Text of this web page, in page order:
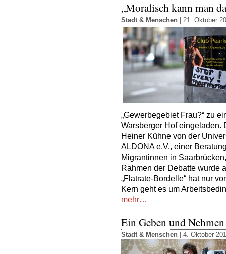
„Moralisch kann man
Stadt & Menschen | 21. Oktober
„Gewerbegebiet Frau?“ zu
Warsberger Hof eingeladen.
Heiner Kühne von der
ALDONA e.V., einer
Migrantinnen in
Rahmen der Debatte wurde
„Flatrate-Bordelle“ hat nur
Kern geht es um
mehr…
Ein Geben und Nehmen
Stadt & Menschen | 4. Oktober